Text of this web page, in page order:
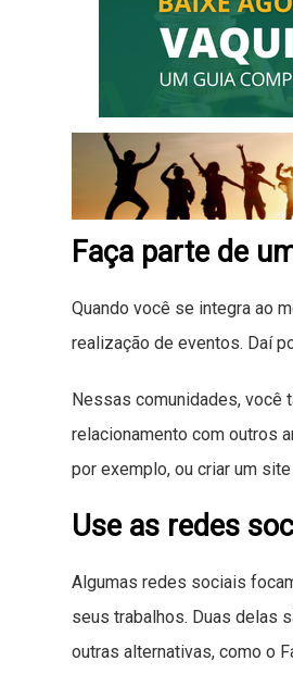
Faça parte de
Quando você se integra ao
realização de eventos. Daí
Nessas comunidades, você
relacionamento com outros
por exemplo, ou criar um
Use as redes
Algumas redes sociais
seus trabalhos. Duas delas
outras alternativas, como o